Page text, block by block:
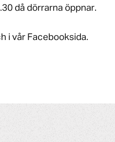
då dörrarna öppnar.
i vår Facebooksida.